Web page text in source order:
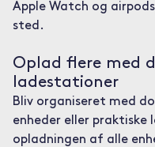
Apple Watch og
sted.
Oplad flere med
ladestationer
Bliv organiseret med
enheder eller praktiske
opladningen af alle